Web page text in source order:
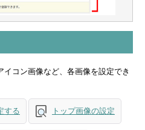
コン画像など、各画像を設定でき
する トップ画像の設定